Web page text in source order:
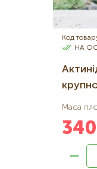
Код
НА
Маса
340